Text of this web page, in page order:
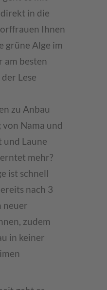
by
Platform
in die
Ihnen
grüne Alge im
am besten
Lese
zu Anbau
Nama und
und Laune
mehr?
ist schnell
nach 3
neuer
zudem
in keiner